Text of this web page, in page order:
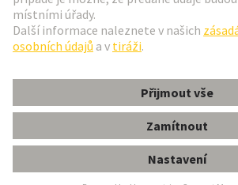
Česká republika
© Technologická skupina HARTING
otiskZásady ochrany osobních údajů
Informace pro zákazníky